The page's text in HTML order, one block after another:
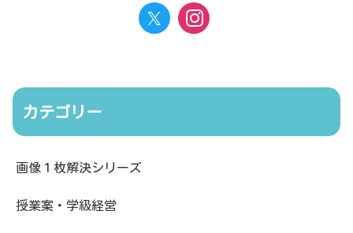
カテゴリー
画像１枚解決シリーズ
授業案・学級経営